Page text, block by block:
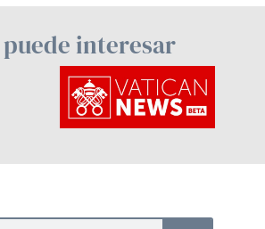
puede interesar